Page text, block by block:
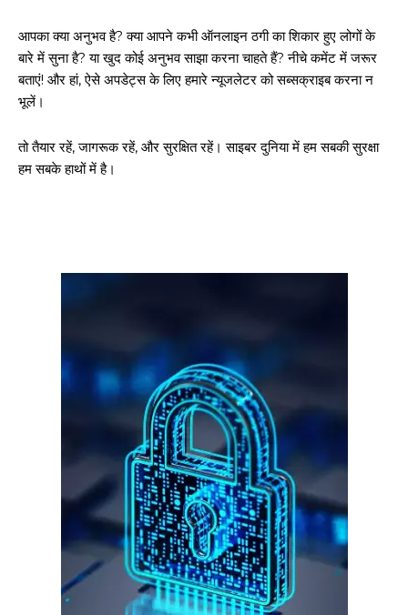
गुरुग्राम साइबर पुलिस ने बीते छह महीने में 18 बैंक कर्मचारियों को किया गिरफ्तार
इन लोगों ने लालच में आकर बैंक खाते खोलकर साइबर ठगों को उपलब्ध कराए
आपका क्या अनुभव है? क्या आपने कभी ऑनलाइन ठगी का शिकार हुए लोगों के
बारे में सुना है? या खुद कोई अनुभव साझा करना चाहते हैं? नीचे कमेंट में जरूर
बताएं! और हां, ऐसे अपडेट्स के लिए हमारे न्यूजलेटर को सब्सक्राइब करना न
भूलें।
तो तैयार रहें, जागरूक रहें, और सुरक्षित रहें। साइबर दुनिया में हम सबकी सुरक्षा
हम सबके हाथों में है।